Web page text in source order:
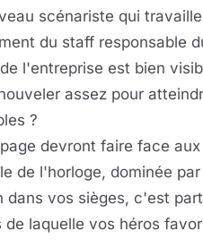
scénariste qui
du staff responsable
l'entreprise est bien
assez pour
?
devront faire face
de l'horloge, dominée
dans vos sièges, c'est
laquelle vos héros